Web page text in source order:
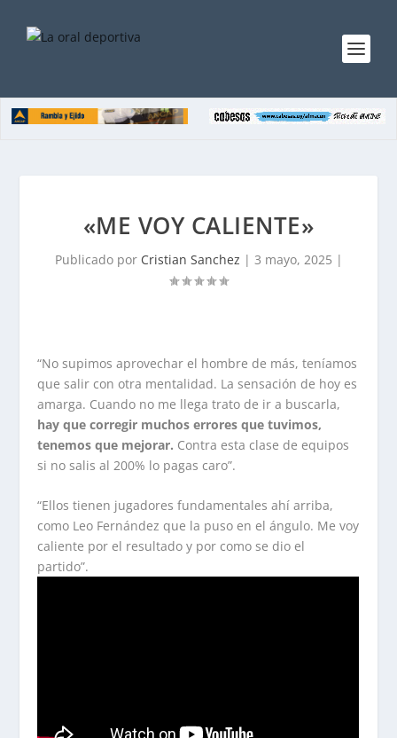
«ME VOY CALIENTE»
Publicado por Cristian Sanchez | 3 mayo, 2025 |
“No supimos aprovechar el hombre de más, teníamos
que salir con otra mentalidad. La sensación de hoy es
amarga. Cuando no me llega trato de ir a buscarla,
hay que corregir muchos errores que tuvimos,
tenemos que mejorar. Contra esta clase de equipos
si no salis al 200% lo pagas caro”.
“Ellos tienen jugadores fundamentales ahí arriba,
como Leo Fernández que la puso en el ángulo. Me voy
caliente por el resultado y por como se dio el
partido”.